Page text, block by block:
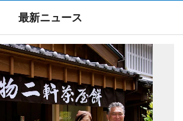
最新ニュース